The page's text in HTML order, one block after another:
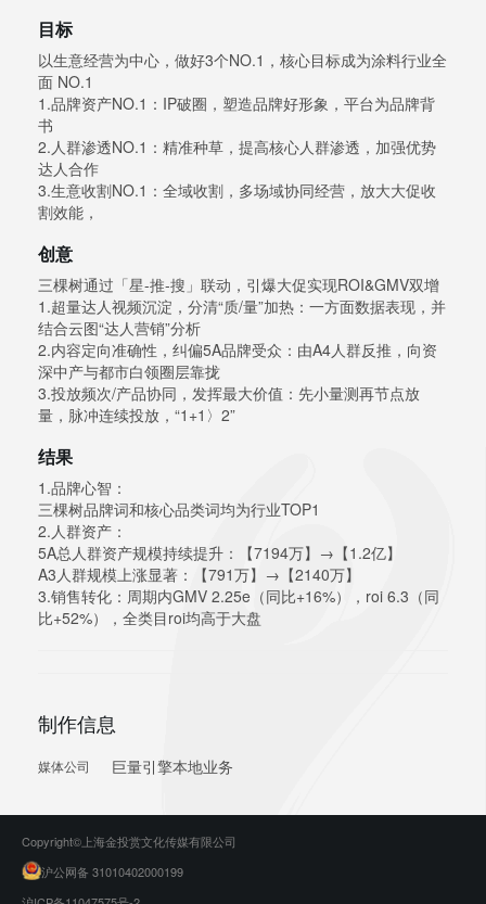
目标
以生意经营为中心，做好3个NO.1，核心目标成为涂料行业全
面 NO.1
1.品牌资产NO.1：IP破圈，塑造品牌好形象，平台为品牌背
书
2.人群渗透NO.1：精准种草，提高核心人群渗透，加强优势
达人合作
3.生意收割NO.1：全域收割，多场域协同经营，放大大促收
割效能，
创意
三棵树通过「星-推-搜」联动，引爆大促实现ROI&GMV双增
1.超量达人视频沉淀，分清“质/量”加热：一方面数据表现，并
结合云图“达人营销”分析
2.内容定向准确性，纠偏5A品牌受众：由A4人群反推，向资
深中产与都市白领圈层靠拢
3.投放频次/产品协同，发挥最大价值：先小量测再节点放
量，脉冲连续投放，“1+1〉2”
结果
1.品牌心智：
三棵树品牌词和核心品类词均为行业TOP1
2.人群资产：
5A总人群资产规模持续提升：【7194万】→【1.2亿】
A3人群规模上涨显著：【791万】→【2140万】
3.销售转化：周期内GMV 2.25e（同比+16%），roi 6.3（同
比+52%），全类目roi均高于大盘
制作信息
媒体公司 巨量引擎本地业务
Copyright©上海金投赏文化传媒有限公司
沪公网备 31010402000199